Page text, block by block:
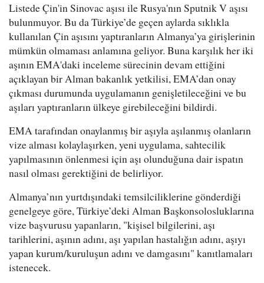
Listede Çin'in Sinovac aşısı ile Rusya'nın Sputnik V aşısı
bulunmuyor. Bu da Türkiye’de geçen aylarda sıklıkla
kullanılan Çin aşısını yaptıranların Almanya’ya girişlerinin
mümkün olmaması anlamına geliyor. Buna karşılık her iki
aşının EMA'daki inceleme sürecinin devam ettiğini
açıklayan bir Alman bakanlık yetkilisi, EMA’dan onay
çıkması durumunda uygulamanın genişletileceğini ve bu
aşıları yaptıranların ülkeye girebileceğini bildirdi.
EMA tarafından onaylanmış bir aşıyla aşılanmış olanların
vize alması kolaylaşırken, yeni uygulama, sahtecilik
yapılmasının önlenmesi için aşı olunduğuna dair ispatın
nasıl olması gerektiğini de belirliyor.
Almanya’nın yurtdışındaki temsilciliklerine gönderdiği
genelgeye göre, Türkiye’deki Alman Başkonsolosluklarına
vize başvurusu yapanların, "kişisel bilgilerini, aşı
tarihlerini, aşının adını, aşı yapılan hastalığın adını, aşıyı
yapan kurum/kuruluşun adını ve damgasını" kanıtlamaları
istenecek.